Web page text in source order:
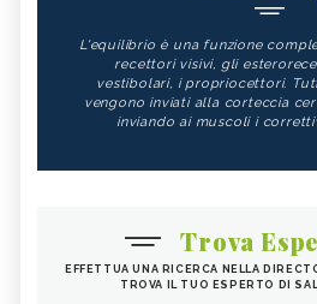
L'equilibrio è una funzione
recettori visivi, gli
vestibolari, i propriocettori.
vengono inviati alla corteccia
inviando ai muscoli i
Trova
EFFETTUA UNA RICERCA NELLA
TROVA IL TUO ESPERTO DI